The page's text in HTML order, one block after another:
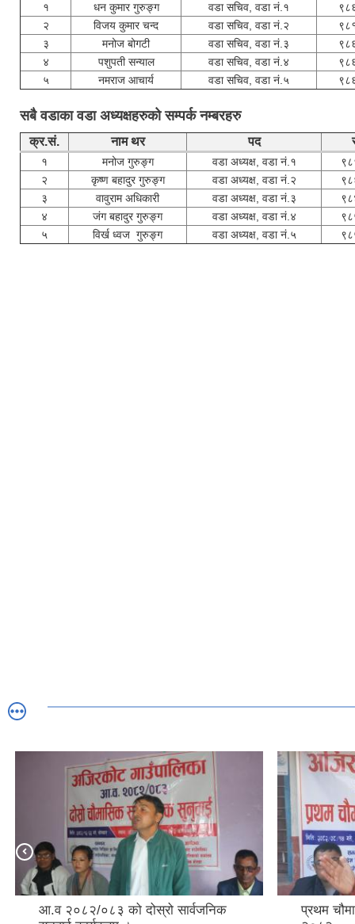
१ धन कुमार गुरुङ्ग वडा सचिव, वडा नं.१
२
विजय कुमार चन्द वडा सचिव, वडा नं.२
३
मनोज बोगटी वडा सचिव, वडा नं.३
४
पशुपती सन्याल वडा सचिव, वडा नं.४
५
नमराज आचार्य वडा सचिव, वडा नं.५
सबै वडाका वडा अध्यक्षहरुको सम्पर्क नम्बरहरु
क्र.सं. नाम थर पद
१ मनोज गुरुङ्ग वडा अध्यक्ष, वडा नं.१
२
कृष्‍ण बहादुर गुरुङ्ग वडा अध्यक्ष, वडा नं.२
३
वावुराम अधिकारी वडा अध्यक्ष, वडा नं.३
४
जंग बहादुर गुरुङ्ग वडा अध्यक्ष, वडा नं.४
५
विर्ख ध्वज गुरुङ्ग वडा अध्यक्ष, वडा नं.५
प्रथम चौमासिक सार्वजनिक सुनुवाई
"पाँचौँ